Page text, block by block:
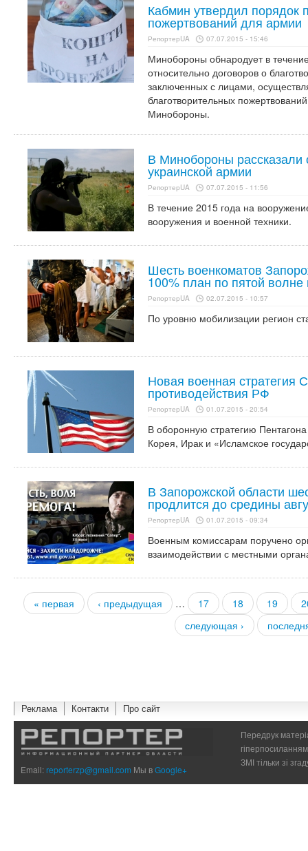
Кабмин утвердил порядок
пожертвований для армии
РепортерUA 07.07.2015 - 15:46
Минобороны обнародует в
относительно договоров о
заключенных с лицами,
благотворительных
Минобороны.
В Минобороны
украинской армии
РепортерUA 07.07.2015 - 11:56
В течение 2015 года на
вооружения и военной техники.
Шесть военкоматов
100% план по пятой
РепортерUA 02.07.2015 - 10:57
По уровню мобилизации регион
Новая военная
противодействия РФ
РепортерUA 01.07.2015 - 20:54
В оборонную стратегию
Корея, Ирак и «Исламское
В Запорожской области
продлится до средины
РепортерUA 01.07.2015 - 09:34
Военным комиссарам поручено
взаимодействии с местными
Страницы
« первая ‹ предыдущая … 17 18 19
следующая ›
Реклама Контакти Про сайт
Email:reporterzp@gmail.com Мы вGoogle+
Передрук
ЗМІ тільки зі